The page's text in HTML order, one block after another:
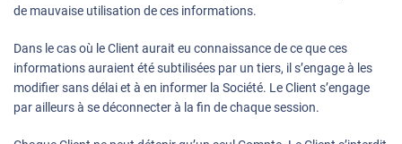
de mauvaise utilisation de ces informations.
Dans le cas où le Client aurait eu connaissance de ce que ces
informations auraient été subtilisées par un tiers, il s’engage à les
modifier sans délai et à en informer la Société. Le Client s’engage
par ailleurs à se déconnecter à la fin de chaque session.